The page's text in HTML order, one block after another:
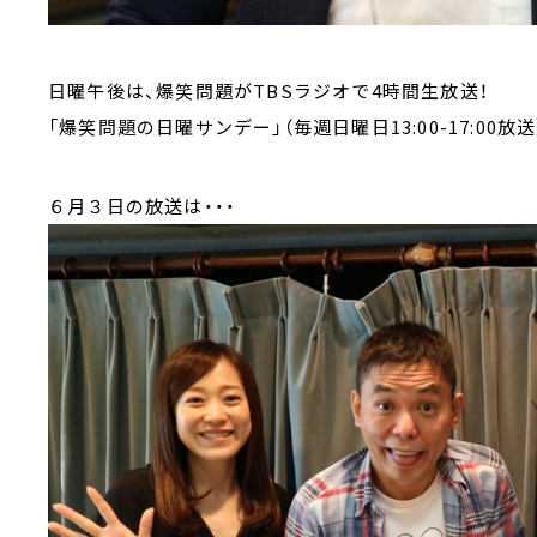
日曜午後は、爆笑問題がTBSラジオで4時間生放送！
「爆笑問題の日曜サンデー」（毎週日曜日13:00-17:00放送
６月３日の放送は・・・